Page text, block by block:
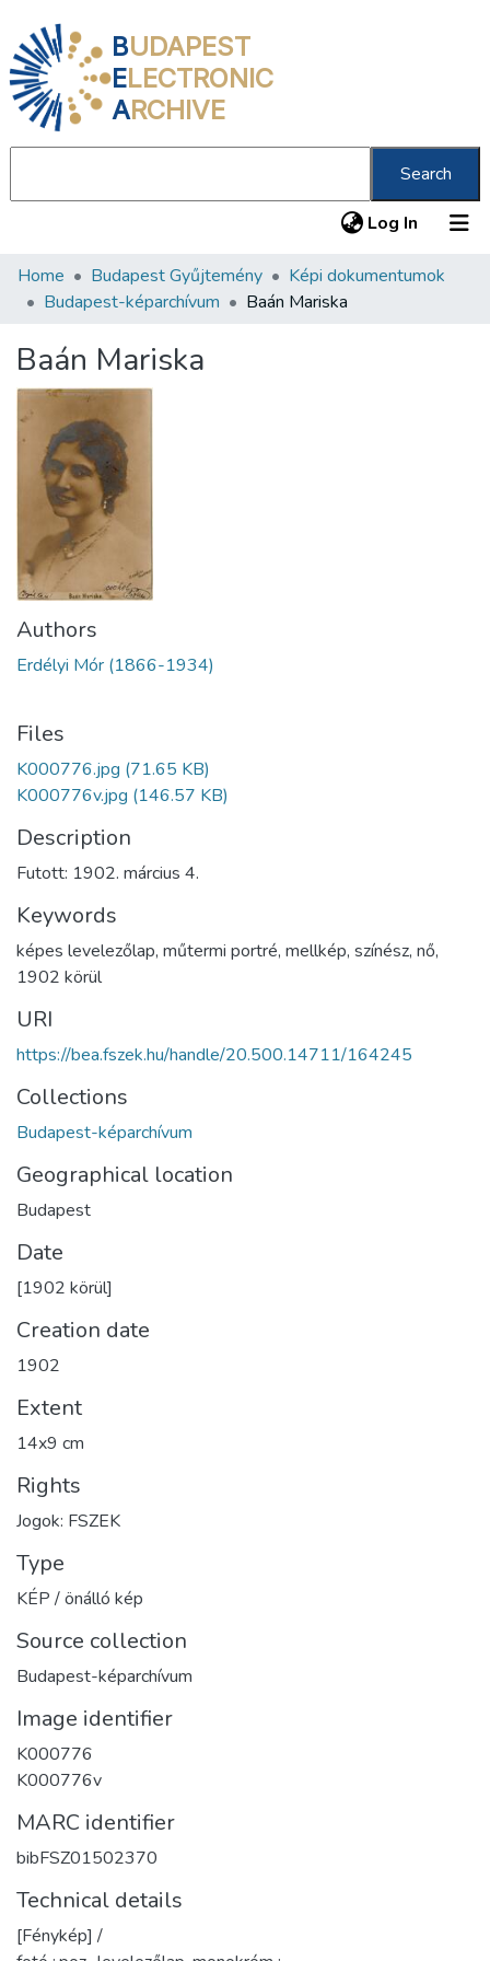
BUDAPEST
ELECTRONIC
ARCHIVE
Search
Log In (current)
Communities & Collections
Statistics
About us
Home Budapest Gyűjtemény
Képi dokumentumok
Budapest-képarchívum
Baán Mariska
Baán Mariska
Authors
Erdélyi Mór (1866-1934)
Files
K000776.jpg (71.65 KB)
K000776v.jpg (146.57 KB)
Description
Futott: 1902. március 4.
Keywords
képes levelezőlap, műtermi portré, mellkép, színész, nő,
1902 körül
URI
https://bea.fszek.hu/handle/20.500.14711/164245
Collections
Budapest-képarchívum
Geographical location
Budapest
Date
[1902 körül]
Creation date
1902
Extent
14x9 cm
Rights
Jogok: FSZEK
Type
KÉP / önálló kép
Source collection
Budapest-képarchívum
Image identifier
K000776
K000776v
MARC identifier
bibFSZ01502370
Technical details
[Fénykép] /